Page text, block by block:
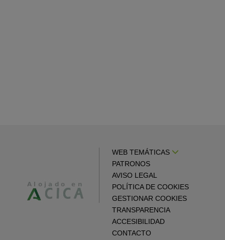
WEB TEMÁTICAS
PATRONOS
AVISO LEGAL
POLÍTICA DE COOKIES
GESTIONAR COOKIES
TRANSPARENCIA
ACCESIBILIDAD
CONTACTO